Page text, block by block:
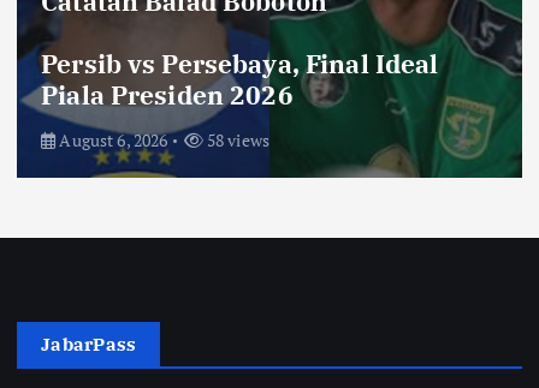
Ideal
Toko Perlengkapan
Laku dengan Syarat ini,
Saksikan di Bioskop
August 3, 2026 72 views
JabarPass